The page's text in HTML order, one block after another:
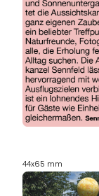
44x65 mm